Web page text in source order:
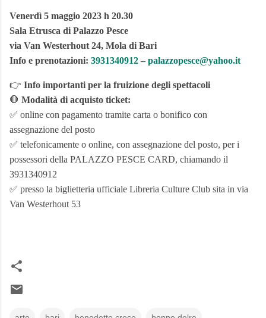
Venerdì 5 maggio 2023 h 20.30
Sala Etrusca di Palazzo Pesce
via Van Westerhout 24, Mola di Bari
Info e prenotazioni: 3931340912 – palazzopesce@yahoo.it
👉 Info importanti per la fruizione degli spettacoli
🛑 Modalità di acquisto ticket:
✅ online con pagamento tramite carta o bonifico con
assegnazione del posto
✅ telefonicamente o online, con assegnazione del posto, per i
possessori della PALAZZO PESCE CARD, chiamando il
3931340912
✅ presso la biglietteria ufficiale Libreria Culture Club sita in via
Van Westerhout 53